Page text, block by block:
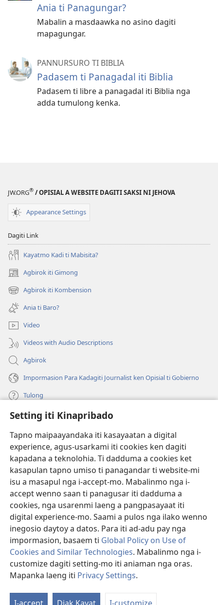
Setting iti Kinapribado
Tapno maipaayandaka iti kasayaatan a digital
experience, agus-usarkami iti cookies ken dagiti
kapadana a teknolohia. Ti dadduma a cookies ket
kasapulan tapno umiso ti panagandar ti website-mi
isu a masapul nga i-accept-mo. Mabalinmo nga i-
accept wenno saan ti panagusar iti dadduma a
cookies, nga usarenmi laeng a pangpasayaat iti
digital experience-mo. Saami a pulos nga ilako wenno
inegosio daytoy a datos. Para iti ad-adu pay nga
impormasion, basaem ti Global Policy on Use of
Cookies and Similar Technologies. Mabalinmo nga i-
customize dagiti setting-mo iti aniaman nga oras.
Mapanka laeng iti Privacy Settings.
Ania ti Panagungar?
Mabalin a masdaawka no asino dagiti
mapagungar.
PANNURSURO TI BIBLIA
Padasem ti Panagadal iti Biblia
Padasem ti libre a panagadal iti Biblia nga
adda tumulong kenka.
JW.ORG® / OPISIAL A WEBSITE DAGITI SAKSI NI JEHOVA
Appearance Settings
Dagiti Link
Kayatmo Kadi ti Mabisita?
Agbirok iti Gimong
(manglukat
iti
baro
window)
Agbirok iti Kombension
(manglukat
iti
baro
a
window)
Ania ti Baro?
Video
Videos with Audio Descriptions
Agbirok
Impormasion Para Kadagiti Journalist ken Opisial ti Gobierno
Tulong
Donasion
(manglukat
iti
baro
a
window)
Watchtower ONLINE A LIBRARIA
(manglukat
iti
baro
a
JW Hub ®
(manglukat
iti
baro
window)
JW Library
Watchtower Library
Copyright© 2026 Watch Tower Bible and Tract Society of Pennsylvania.
PAGANNUROTAN ITI PANAGUSAR|PAGANNUROTAN ITI
KINAPRIBADO|SETTING ITI KINAPRIBADO